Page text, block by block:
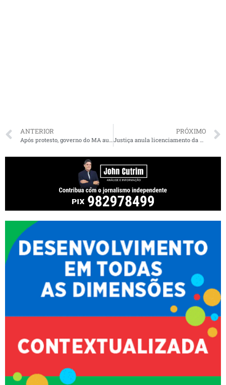
ANTERIOR PRÓXIMO